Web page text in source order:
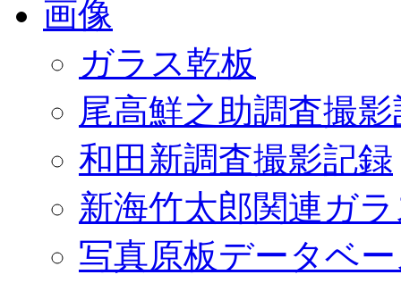
画像
ガラス乾板
尾高鮮之助調査撮
和田新調査撮影記録
新海竹太郎関連ガ
写真原板データベ